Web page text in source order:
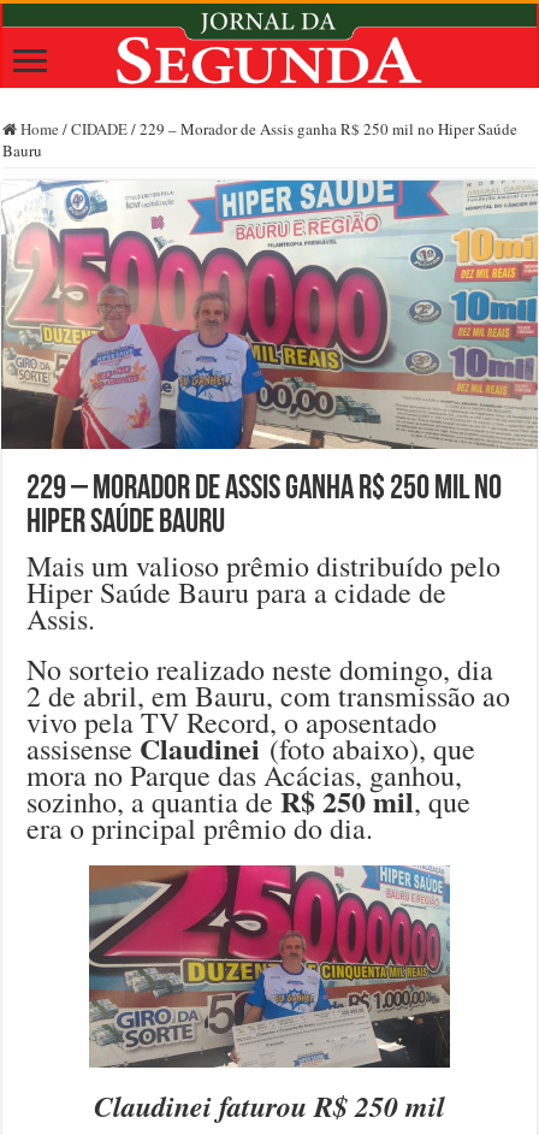
Home /CIDADE/229 – Morador de Assis ganha R$ 250 mil no Hiper Saúde
Bauru
229 – Morador de Assis ganha R$ 250 mil no
Hiper Saúde Bauru
Mais um valioso prêmio distribuído pelo
Hiper Saúde Bauru para a cidade de
Assis.
No sorteio realizado neste domingo, dia
2 de abril, em Bauru, com transmissão ao
vivo pela TV Record, o aposentado
assisense Claudinei (foto abaixo), que
mora no Parque das Acácias, ganhou,
sozinho, a quantia deR$ 250 mil, que
era o principal prêmio do dia.
Claudinei faturou R$ 250 mil